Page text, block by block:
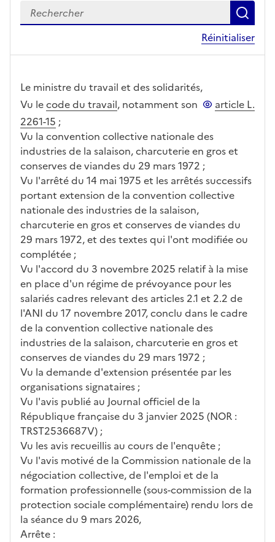
Réinitialiserle
Le ministre du travail et des solidarités,
Vu lecode du travail, notamment son
article L.
2261-15 ;
Vu la convention collective nationale des
industries de la salaison, charcuterie en gros et
conserves de viandes du 29 mars 1972 ;
Vu l'arrêté du 14 mai 1975 et les arrêtés successifs
portant extension de la convention collective
nationale des industries de la salaison,
charcuterie en gros et conserves de viandes du
29 mars 1972, et des textes qui l'ont modifiée ou
complétée ;
Vu l'accord du 3 novembre 2025 relatif à la mise
en place d'un régime de prévoyance pour les
salariés cadres relevant des articles 2.1 et 2.2 de
l'ANI du 17 novembre 2017, conclu dans le cadre
de la convention collective nationale des
industries de la salaison, charcuterie en gros et
conserves de viandes du 29 mars 1972 ;
Vu la demande d'extension présentée par les
organisations signataires ;
Vu l'avis publié au Journal officiel de la
République française du 3 janvier 2025 (NOR :
TRST2536687V) ;
Vu les avis recueillis au cours de l'enquête ;
Vu l'avis motivé de la Commission nationale de la
négociation collective, de l'emploi et de la
formation professionnelle (sous-commission de la
protection sociale complémentaire) rendu lors de
la séance du 9 mars 2026,
Arrête :